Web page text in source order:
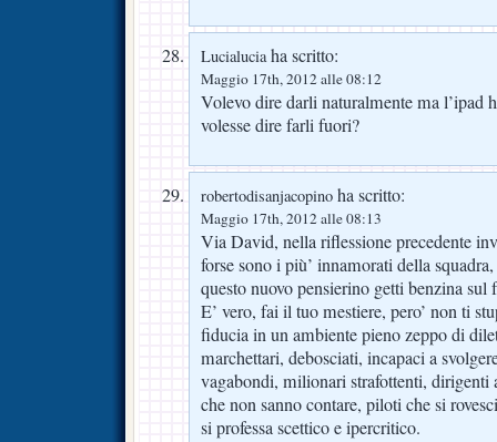
Lucialuciaha scritto:
Maggio 17th, 2012 alle 08:12
Volevo dire darli naturalmente ma
volesse dire farli fuori?
robertodisanjacopino ha scritto:
Maggio 17th, 2012 alle 08:13
Via David, nella riflessione precedente
forse sono i più’ innamorati della
questo nuovo pensierino getti benzina sul
E’ vero, fai il tuo mestiere, pero’ non ti
fiducia in un ambiente pieno zeppo di
marchettari, debosciati, incapaci a
vagabondi, milionari strafottenti,
che non sanno contare, piloti che si
si professa scettico e ipercritico.